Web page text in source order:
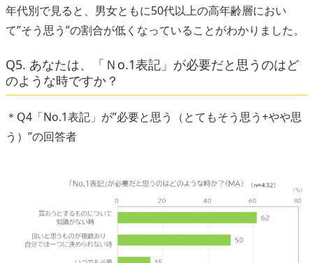
年代別で見ると、男女ともに50代以上の高年齢層におい
て”そう思う”の割合が低くなっていることがわかりました。
Q5. あなたは、「Ｎo.1表記」が必要だと思うのはど
のような時ですか？
＊Q4「No.1表記」が”必要と思う（とてもそう思う+やや思
う）”の回答者